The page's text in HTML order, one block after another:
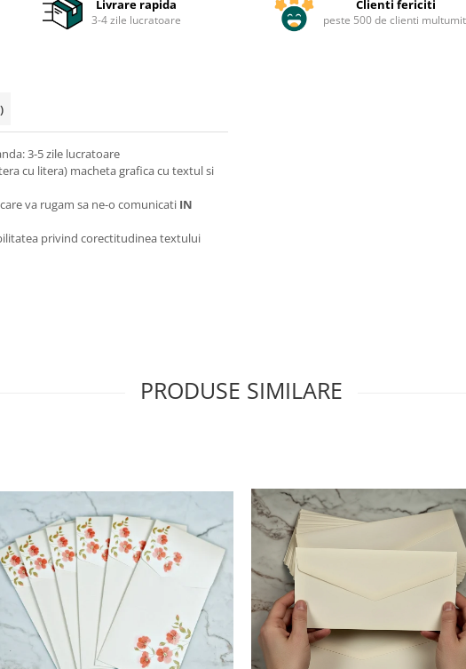
Livrare rapida
3-4 zile lucratoare
Clienti fericiti
peste 500 de clienti
3-5 zile lucratoare
cu litera) macheta grafica cu textul si
va rugam sa ne-o comunicati IN
privind corectitudinea textului
PRODUSE SIMILARE